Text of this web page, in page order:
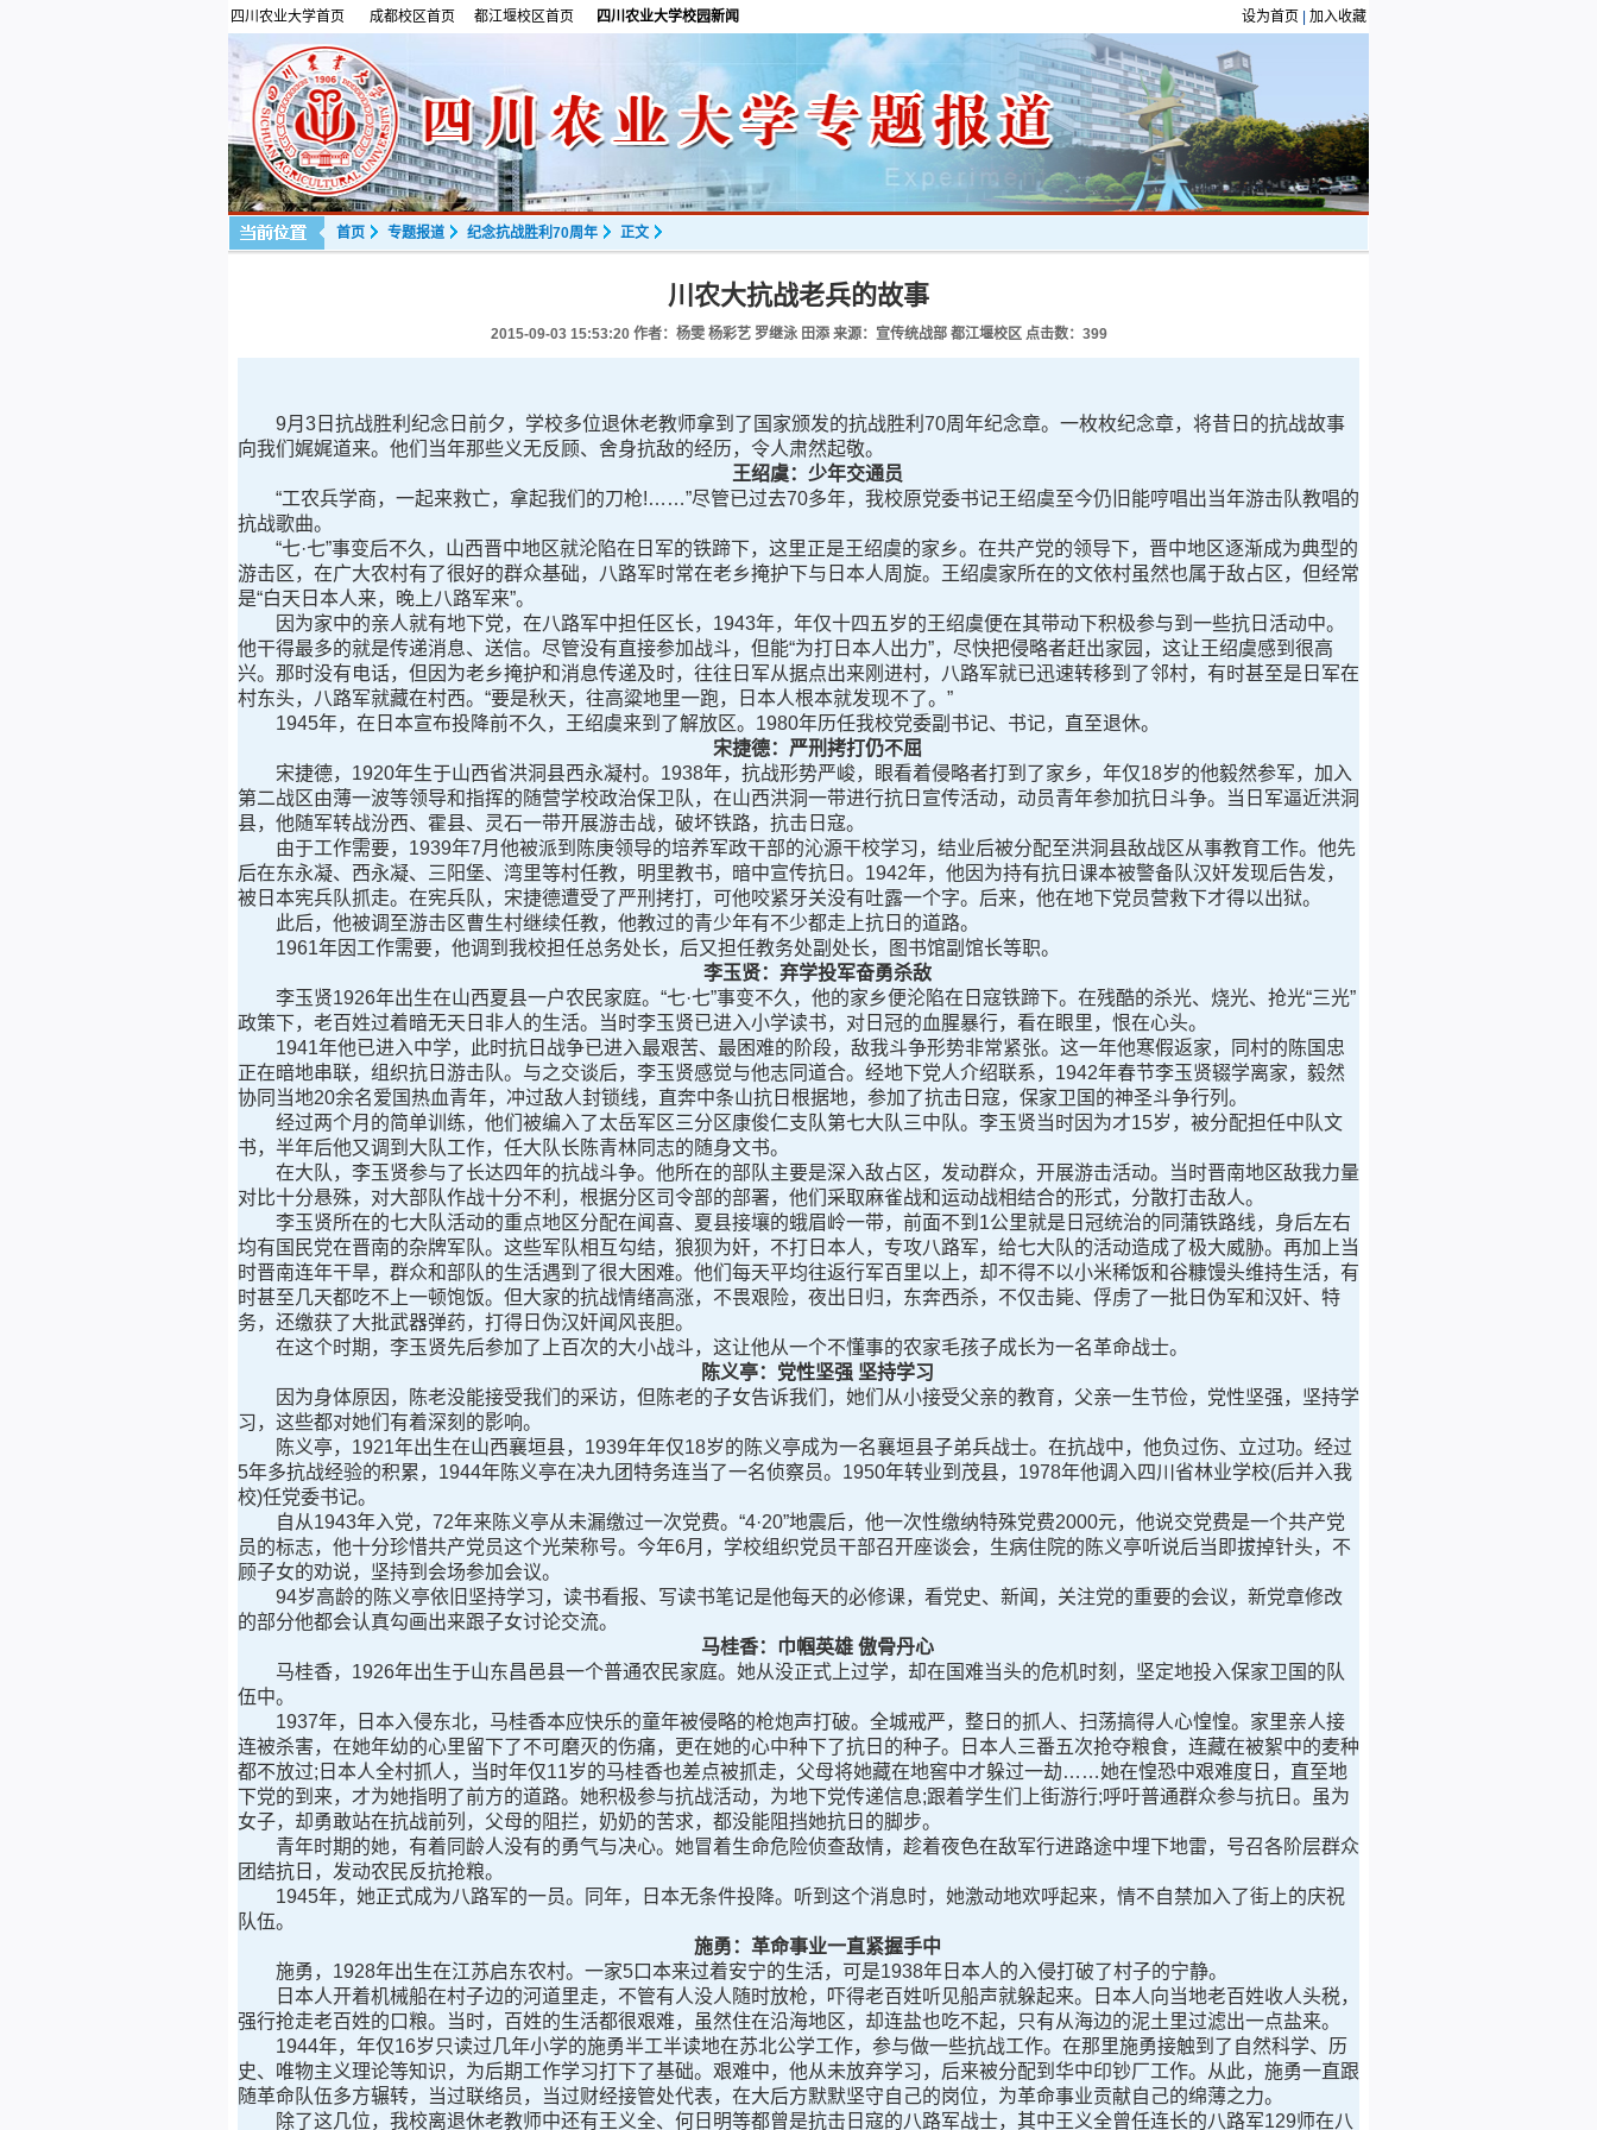
四川农业大学首页 成都校区首页 都江堰校区首页 四川农业大学校园新闻 设为首页 加入收藏
首页 专题报道 纪念抗战胜利70周年 正文
川农大抗战老兵的故事
2015-09-03 15:53:20作者：杨雯 杨彩艺 罗继泳 田添 来源：宣传统战部 都江堰校区 点击数： 399
9月3日抗战胜利纪念日前夕，学校多位退休老教师拿到了国家颁发的抗战胜利70周年纪念章。一枚枚纪念章，将昔日的抗战故事
向我们娓娓道来。他们当年那些义无反顾、舍身抗敌的经历，令人肃然起敬。
王绍虞：少年交通员
“工农兵学商，一起来救亡，拿起我们的刀枪!……”尽管已过去70多年，我校原党委书记王绍虞至今仍旧能哼唱出当年游击队教唱的
抗战歌曲。
“七·七”事变后不久，山西晋中地区就沦陷在日军的铁蹄下，这里正是王绍虞的家乡。在共产党的领导下，晋中地区逐渐成为典型的
游击区，在广大农村有了很好的群众基础，八路军时常在老乡掩护下与日本人周旋。王绍虞家所在的文依村虽然也属于敌占区，但经常
是“白天日本人来，晚上八路军来”。
因为家中的亲人就有地下党，在八路军中担任区长，1943年，年仅十四五岁的王绍虞便在其带动下积极参与到一些抗日活动中。
他干得最多的就是传递消息、送信。尽管没有直接参加战斗，但能“为打日本人出力”，尽快把侵略者赶出家园，这让王绍虞感到很高
兴。那时没有电话，但因为老乡掩护和消息传递及时，往往日军从据点出来刚进村，八路军就已迅速转移到了邻村，有时甚至是日军在
村东头，八路军就藏在村西。“要是秋天，往高粱地里一跑，日本人根本就发现不了。”
1945年，在日本宣布投降前不久，王绍虞来到了解放区。1980年历任我校党委副书记、书记，直至退休。
宋捷德：严刑拷打仍不屈
宋捷德，1920年生于山西省洪洞县西永凝村。1938年，抗战形势严峻，眼看着侵略者打到了家乡，年仅18岁的他毅然参军，加入
第二战区由薄一波等领导和指挥的随营学校政治保卫队，在山西洪洞一带进行抗日宣传活动，动员青年参加抗日斗争。当日军逼近洪洞
县，他随军转战汾西、霍县、灵石一带开展游击战，破坏铁路，抗击日寇。
由于工作需要，1939年7月他被派到陈庚领导的培养军政干部的沁源干校学习，结业后被分配至洪洞县敌战区从事教育工作。他先
后在东永凝、西永凝、三阳堡、湾里等村任教，明里教书，暗中宣传抗日。1942年，他因为持有抗日课本被警备队汉奸发现后告发，
被日本宪兵队抓走。在宪兵队，宋捷德遭受了严刑拷打，可他咬紧牙关没有吐露一个字。后来，他在地下党员营救下才得以出狱。
此后，他被调至游击区曹生村继续任教，他教过的青少年有不少都走上抗日的道路。
1961年因工作需要，他调到我校担任总务处长，后又担任教务处副处长，图书馆副馆长等职。
李玉贤：弃学投军奋勇杀敌
李玉贤1926年出生在山西夏县一户农民家庭。“七·七”事变不久，他的家乡便沦陷在日寇铁蹄下。在残酷的杀光、烧光、抢光“三光”
政策下，老百姓过着暗无天日非人的生活。当时李玉贤已进入小学读书，对日冠的血腥暴行，看在眼里，恨在心头。
1941年他已进入中学，此时抗日战争已进入最艰苦、最困难的阶段，敌我斗争形势非常紧张。这一年他寒假返家，同村的陈国忠
正在暗地串联，组织抗日游击队。与之交谈后，李玉贤感觉与他志同道合。经地下党人介绍联系，1942年春节李玉贤辍学离家，毅然
协同当地20余名爱国热血青年，冲过敌人封锁线，直奔中条山抗日根据地，参加了抗击日寇，保家卫国的神圣斗争行列。
经过两个月的简单训练，他们被编入了太岳军区三分区康俊仁支队第七大队三中队。李玉贤当时因为才15岁，被分配担任中队文
书，半年后他又调到大队工作，任大队长陈青林同志的随身文书。
在大队，李玉贤参与了长达四年的抗战斗争。他所在的部队主要是深入敌占区，发动群众，开展游击活动。当时晋南地区敌我力量
对比十分悬殊，对大部队作战十分不利，根据分区司令部的部署，他们采取麻雀战和运动战相结合的形式，分散打击敌人。
李玉贤所在的七大队活动的重点地区分配在闻喜、夏县接壤的蛾眉岭一带，前面不到1公里就是日冠统治的同蒲铁路线，身后左右
均有国民党在晋南的杂牌军队。这些军队相互勾结，狼狈为奸，不打日本人，专攻八路军，给七大队的活动造成了极大威胁。再加上当
时晋南连年干旱，群众和部队的生活遇到了很大困难。他们每天平均往返行军百里以上，却不得不以小米稀饭和谷糠馒头维持生活，有
时甚至几天都吃不上一顿饱饭。但大家的抗战情绪高涨，不畏艰险，夜出日归，东奔西杀，不仅击毙、俘虏了一批日伪军和汉奸、特
务，还缴获了大批武器弹药，打得日伪汉奸闻风丧胆。
在这个时期，李玉贤先后参加了上百次的大小战斗，这让他从一个不懂事的农家毛孩子成长为一名革命战士。
陈义亭：党性坚强 坚持学习
因为身体原因，陈老没能接受我们的采访，但陈老的子女告诉我们，她们从小接受父亲的教育，父亲一生节俭，党性坚强，坚持学
习，这些都对她们有着深刻的影响。
陈义亭，1921年出生在山西襄垣县，1939年年仅18岁的陈义亭成为一名襄垣县子弟兵战士。在抗战中，他负过伤、立过功。经过
5年多抗战经验的积累，1944年陈义亭在决九团特务连当了一名侦察员。1950年转业到茂县，1978年他调入四川省林业学校(后并入我
校)任党委书记。
自从1943年入党，72年来陈义亭从未漏缴过一次党费。“4·20”地震后，他一次性缴纳特殊党费2000元，他说交党费是一个共产党
员的标志，他十分珍惜共产党员这个光荣称号。今年6月，学校组织党员干部召开座谈会，生病住院的陈义亭听说后当即拔掉针头，不
顾子女的劝说，坚持到会场参加会议。
94岁高龄的陈义亭依旧坚持学习，读书看报、写读书笔记是他每天的必修课，看党史、新闻，关注党的重要的会议，新党章修改
的部分他都会认真勾画出来跟子女讨论交流。
马桂香：巾帼英雄 傲骨丹心
马桂香，1926年出生于山东昌邑县一个普通农民家庭。她从没正式上过学，却在国难当头的危机时刻，坚定地投入保家卫国的队
伍中。
1937年，日本入侵东北，马桂香本应快乐的童年被侵略的枪炮声打破。全城戒严，整日的抓人、扫荡搞得人心惶惶。家里亲人接
连被杀害，在她年幼的心里留下了不可磨灭的伤痛，更在她的心中种下了抗日的种子。日本人三番五次抢夺粮食，连藏在被絮中的麦种
都不放过;日本人全村抓人，当时年仅11岁的马桂香也差点被抓走，父母将她藏在地窖中才躲过一劫……她在惶恐中艰难度日，直至地
下党的到来，才为她指明了前方的道路。她积极参与抗战活动，为地下党传递信息;跟着学生们上街游行;呼吁普通群众参与抗日。虽为
女子，却勇敢站在抗战前列，父母的阻拦，奶奶的苦求，都没能阻挡她抗日的脚步。
青年时期的她，有着同龄人没有的勇气与决心。她冒着生命危险侦查敌情，趁着夜色在敌军行进路途中埋下地雷，号召各阶层群众
团结抗日，发动农民反抗抢粮。
1945年，她正式成为八路军的一员。同年，日本无条件投降。听到这个消息时，她激动地欢呼起来，情不自禁加入了街上的庆祝
队伍。
施勇：革命事业一直紧握手中
施勇，1928年出生在江苏启东农村。一家5口本来过着安宁的生活，可是1938年日本人的入侵打破了村子的宁静。
日本人开着机械船在村子边的河道里走，不管有人没人随时放枪，吓得老百姓听见船声就躲起来。日本人向当地老百姓收人头税，
强行抢走老百姓的口粮。当时，百姓的生活都很艰难，虽然住在沿海地区，却连盐也吃不起，只有从海边的泥土里过滤出一点盐来。
1944年，年仅16岁只读过几年小学的施勇半工半读地在苏北公学工作，参与做一些抗战工作。在那里施勇接触到了自然科学、历
史、唯物主义理论等知识，为后期工作学习打下了基础。艰难中，他从未放弃学习，后来被分配到华中印钞厂工作。从此，施勇一直跟
随革命队伍多方辗转，当过联络员，当过财经接管处代表，在大后方默默坚守自己的岗位，为革命事业贡献自己的绵薄之力。
除了这几位，我校离退休老教师中还有王义全、何日明等都曾是抗击日寇的八路军战士，其中王义全曾任连长的八路军129师在八